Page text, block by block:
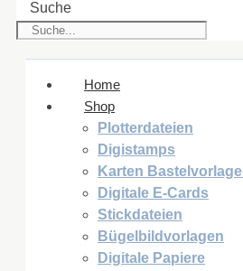
Suche
Home
Shop
Plotterdateien
Digistamps
Karten
Digitale E-Cards
Stickdateien
Bügelbildvorlagen
Digitale Papiere